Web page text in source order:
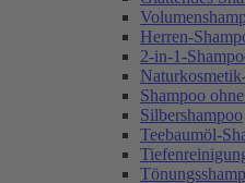
Herren-
2-in-1-
Shampoo
Silbershampoo
Teebaumöl-